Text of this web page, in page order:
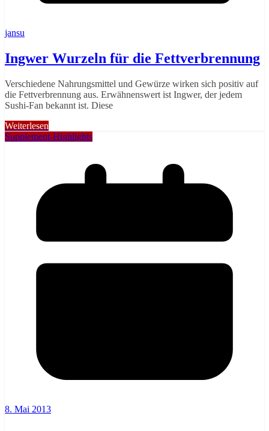
jansu
Ingwer Wurzeln für die Fettverbrennung
Verschiedene Nahrungsmittel und Gewürze wirken sich positiv auf
die Fettverbrennung aus. Erwähnenswert ist Ingwer, der jedem
Sushi-Fan bekannt ist. Diese
Weiterlesen
Supplement-Highlights
8. Mai 2013